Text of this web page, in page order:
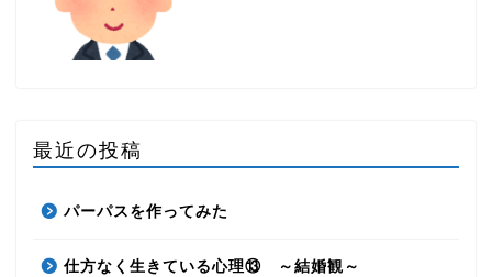
最近の投稿
パーパスを作ってみた
仕方なく生きている心理⑬ ～結婚観～